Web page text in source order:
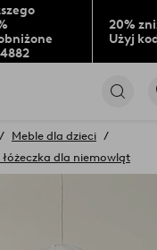
20%
Użyj
Meble dla dzieci
dla niemowląt